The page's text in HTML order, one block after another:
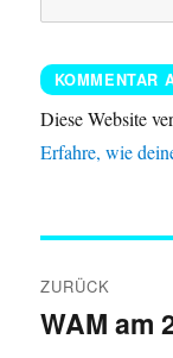
Diese Website
Erfahre, wie
ZURÜCK
Vorheriger
WAM am